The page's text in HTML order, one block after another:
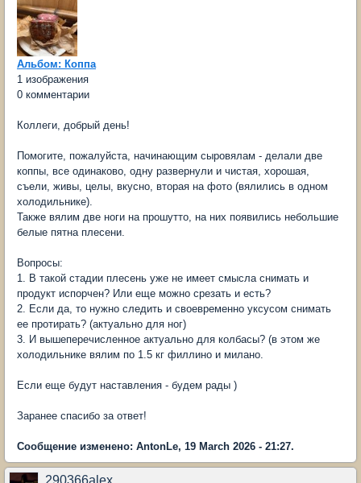
Альбом: Коппа
1 изображения
0 комментарии
Коллеги, добрый день!
Помогите, пожалуйста, начинающим сыровялам - делали две
коппы, все одинаково, одну развернули и чистая, хорошая,
съели, живы, целы, вкусно, вторая на фото (вялились в одном
холодильнике).
Также вялим две ноги на прошутто, на них появились небольшие
белые пятна плесени.
Вопросы:
1. В такой стадии плесень уже не имеет смысла снимать и
продукт испорчен? Или еще можно срезать и есть?
2. Если да, то нужно следить и своевременно уксусом снимать
ее протирать? (актуально для ног)
3. И вышеперечисленное актуально для колбасы? (в этом же
холодильнике вялим по 1.5 кг филлино и милано.
Если еще будут наставления - будем рады )
Заранее спасибо за ответ!
Сообщение изменено: AntonLe, 19 March 2026 - 21:27.
290366alex